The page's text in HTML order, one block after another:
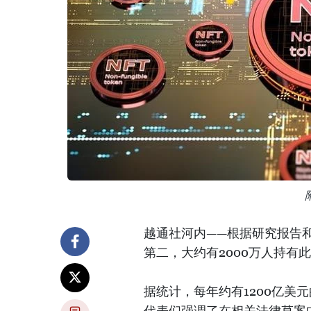
越通社河内——根据研究报告
第二，大约有2000万人持有
据统计，每年约有1200亿美